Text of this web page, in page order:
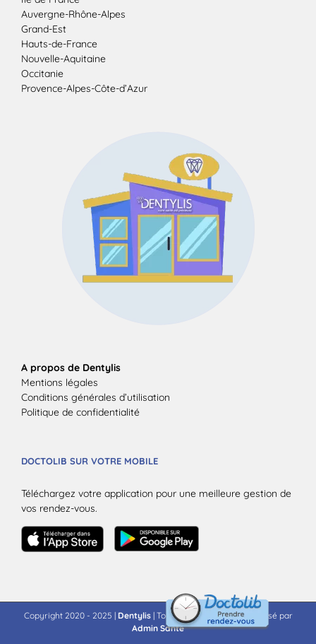
Auvergne-Rhône-Alpes
Grand-Est
Hauts-de-France
Nouvelle-Aquitaine
Occitanie
Provence-Alpes-Côte-d’Azur
A propos de Dentylis
Mentions légales
Conditions générales d’utilisation
Politique de confidentialité
DOCTOLIB SUR VOTRE MOBILE
Téléchargez votre application pour une meilleure gestion de
vos rendez-vous.
Copyright 2020 - 2025 | Dentylis| Tous droits réservés | Propulsé par
Admin Santé